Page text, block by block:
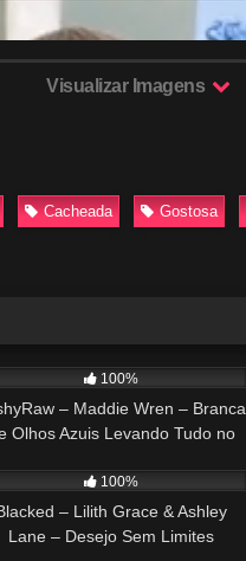
Visualizar Imagens
Cacheada Gostosa
100%
– Maddie Wren – Branca
Olhos Azuis Levando Tudo no
100%
– Lilith Grace & Ashley
Lane – Desejo Sem Limites